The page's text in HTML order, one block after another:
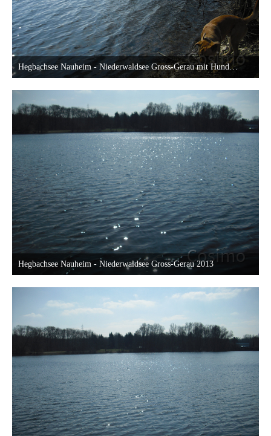
Hegbachsee Nauheim - Niederwaldsee Gross-Gerau mit Hund Samson
19. April 2013 um 20:23
Hegbachsee Nauheim - Niederwaldsee Gross-Gerau 2013
19. April 2013 um 20:23